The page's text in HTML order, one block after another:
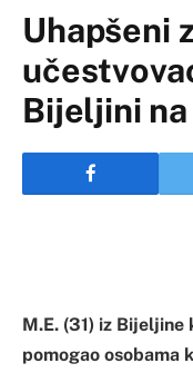
Uhapšeni
Bijeljini
M.E. (31) iz
pomogao osobama